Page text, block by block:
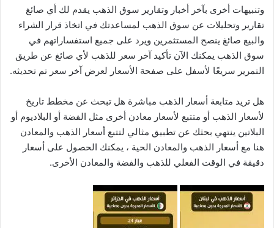
وتنبيهات أخرى بآخر أخبار وتقارير سوق الذهب يقدم لك أي صائغ
تقارير وتحليلات عن سوق الذهب لمساعدتك في اتخاذ قرار الشراء
والبيع صائغ ينصح المستثمرين ويرد على جميع استفساراتهم في
سوق الذهب يمكنك الآن تأكيد آخر سعر للذهب لأي صائغ عن طريق
التمرير سريعًا لأسفل على صفحة الأسعار لعرض آخر سعر تم تحديثه.
هل تريد متابعة أسعار الذهب مباشرة هل تبحث عن مخطط تاريخ
لأسعار الذهب أو متتبع لأسعار معادن أخرى مثل الفضة أو البلاديوم أو
البلاتين ينتهي بحثك عن تطبيق مثالي لتتبع أسعار الذهب والمعادن
هنا مع أسعار الذهب والمعادن الحية ، يمكنك الحصول على أسعار
دقيقة في الوقت الفعلي للذهب والفضة والمعادن الأخرى.